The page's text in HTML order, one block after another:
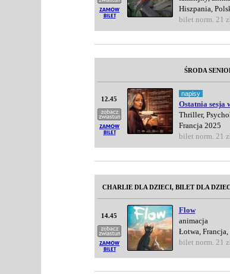
Hiszpania,
bilet norm. 21
ŚRODA
12.45
napisy
Ostatnia sesja
Thriller,
Francja 2025
bilet norm. 21
CHARLIE DLA DZIECI, BILET DLA
14.45
Flow
animacja
Łotwa,
bilet norm. 21